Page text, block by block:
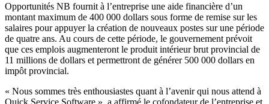
Opportunités NB fournit à l’entreprise une aide financière d’un
montant maximum de 400 000 dollars sous forme de remise sur les
salaires pour appuyer la création de nouveaux postes sur une période
de quatre ans. Au cours de cette période, le gouvernement prévoit
que ces emplois augmenteront le produit intérieur brut provincial de
11 millions de dollars et permettront de générer 500 000 dollars en
impôt provincial.
« Nous sommes très enthousiastes quant à l’avenir qui nous attend à
Quick Service Software », a affirmé le cofondateur de l’entreprise et